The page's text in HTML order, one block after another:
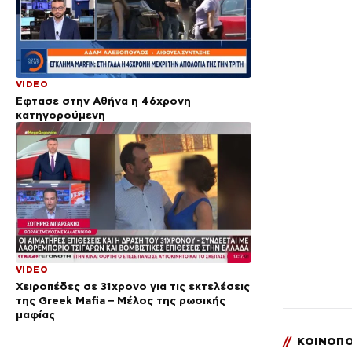
VIDEO
Έφτασε στην Αθήνα η 46χρονη
κατηγορούμενη
VIDEO
Χειροπέδες σε 31χρονο για τις εκτελέσεις
της Greek Mafia – Μέλος της ρωσικής
μαφίας
//